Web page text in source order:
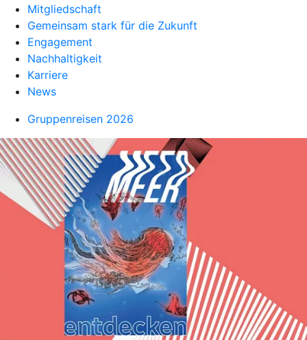
Mitgliedschaft
Gemeinsam stark für die Zukunft
Engagement
Nachhaltigkeit
Karriere
News
Gruppenreisen 2026